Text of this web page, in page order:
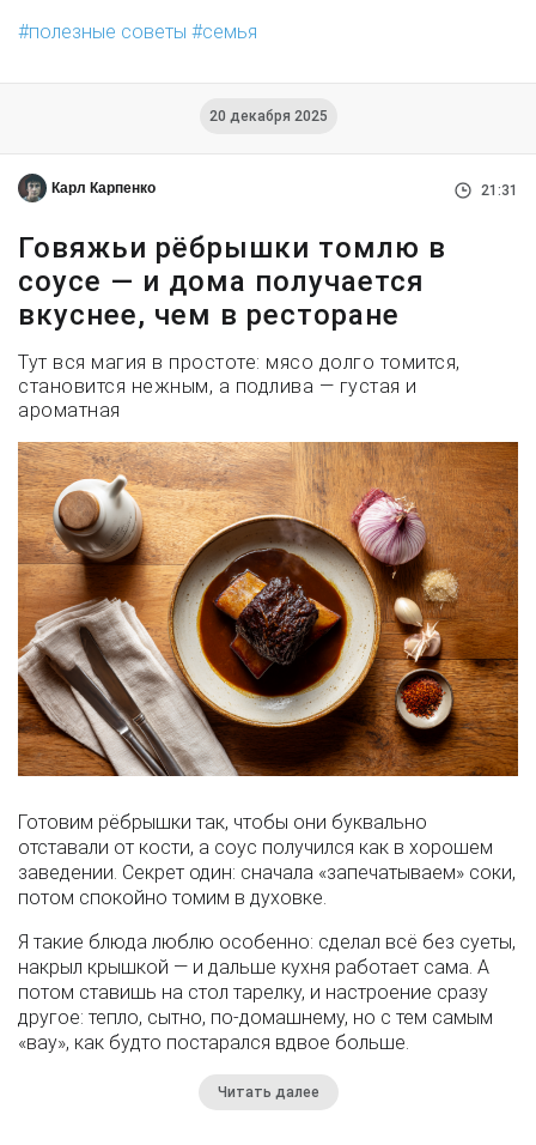
полезные советы
семья
20 декабря 2025
Карл Карпенко 21:31
Говяжьи рёбрышки томлю в
соусе — и дома получается
вкуснее, чем в ресторане
Тут вся магия в простоте: мясо долго томится,
становится нежным, а подлива — густая и
ароматная
Готовим рёбрышки так, чтобы они буквально
отставали от кости, а соус получился как в хорошем
заведении. Секрет один: сначала «запечатываем» соки,
потом спокойно томим в духовке.
Я такие блюда люблю особенно: сделал всё без суеты,
накрыл крышкой — и дальше кухня работает сама. А
потом ставишь на стол тарелку, и настроение сразу
другое: тепло, сытно, по-домашнему, но с тем самым
«вау», как будто постарался вдвое больше.
Читать далее